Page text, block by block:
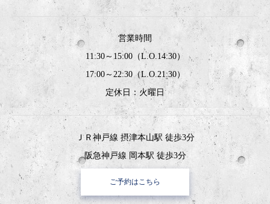
営業時間
11:30～15:00（L.O.14:30）
17:00～22:30（L.O.21:30）
定休日：火曜日
ＪＲ神戸線 摂津本山駅 徒歩3分
阪急神戸線 岡本駅 徒歩3分
ご予約はこちら